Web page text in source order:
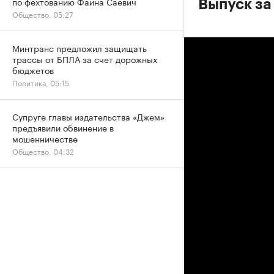
Выпуск
Общество, 05:27
Минтранс предложил защищать
трассы от БПЛА за счет дорожных
бюджетов
Политика, 05:15
Супруге главы издательства «Джем»
предъявили обвинение в
мошенничестве
Общество, 04:32